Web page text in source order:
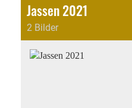
Jassen 2021
2 Bilder